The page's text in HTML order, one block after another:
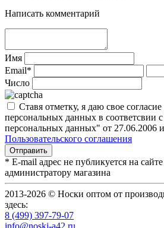
Написать комментарий
Имя
Email*
Число
Ставя отметку, я даю свое
персональных данных в
персональных данных" от 27.06.2006
Пользовательского соглашения
* E-mail адрес не публикуется на
администратору магазина
2013-2026 © Носки оптом от
здесь:
8 (499) 397-79-07
info@noski-a42.ru